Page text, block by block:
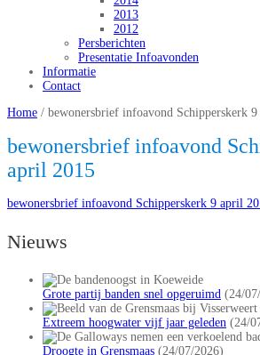
2013
2012
Persberichten
Presentatie Infoavonden
Informatie
Contact
Home / bewonersbrief infoavond Schipperskerk
bewonersbrief infoavond
april 2015
bewonersbrief infoavond Schipperskerk 9 april
Nieuws
Grote partij banden snel opgeruimd (24/
Extreem hoogwater vijf jaar geleden (24/
Droogte in Grensmaas (24/07/2026)